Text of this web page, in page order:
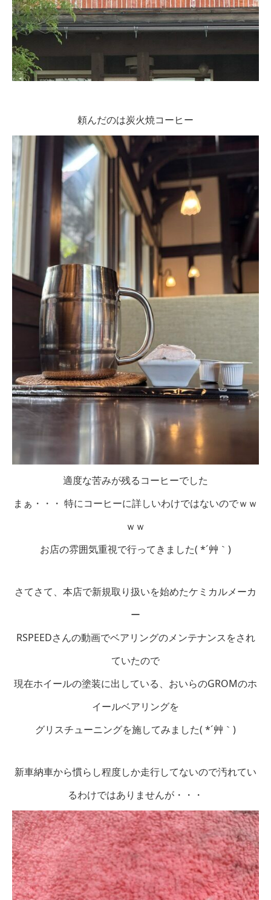
頼んだのは炭火焼コーヒー
適度な苦みが残るコーヒーでした
まぁ・・・ 特にコーヒーに詳しいわけではないのでｗｗ
ｗｗ
お店の雰囲気重視で行ってきました( *´艸｀)
さてさて、本店で新規取り扱いを始めたケミカルメーカ
ー
RSPEEDさんの動画でベアリングのメンテナンスをされ
ていたので
現在ホイールの塗装に出している、おいらのGROMのホ
イールベアリングを
グリスチューニングを施してみました( *´艸｀)
新車納車から慣らし程度しか走行してないので汚れてい
るわけではありませんが・・・